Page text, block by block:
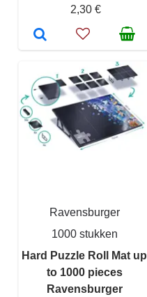
2,30 €
Ravensburger
1000 stukken
Hard Puzzle Roll Mat up
to 1000 pieces
Ravensburger